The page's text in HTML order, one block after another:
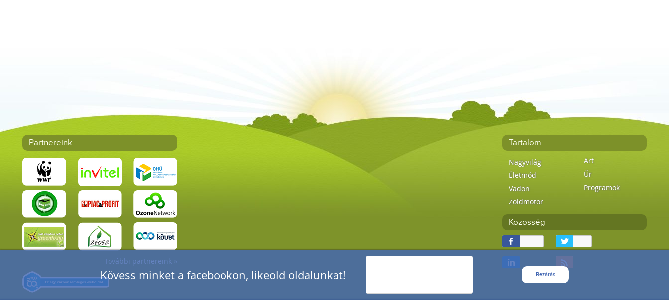
Kövess minket a facebookon, likeold oldalunkat! Bezárás
Partnereink
További partnereink »
Tartalom
Nagyvilág
Életmód
Vadon
Zöldmotor
Art
Űr
Programok
Közösség